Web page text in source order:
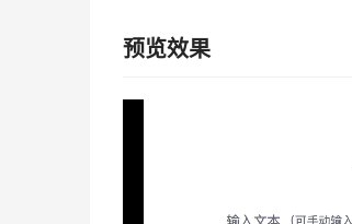
预览效果